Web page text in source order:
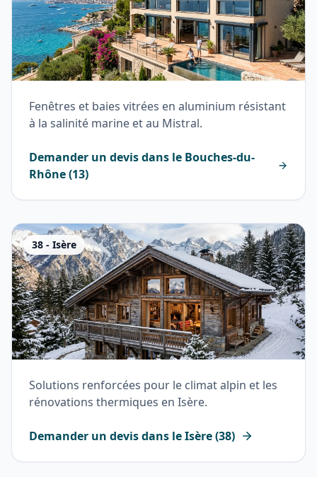
Fenêtres et baies vitrées en aluminium résistant
à la salinité marine et au Mistral.
Demander un devis dans le Bouches-du-
Rhône(13)
38 - Isère
Solutions renforcées pour le climat alpin et les
rénovations thermiques en Isère.
Demander un devis dans leIsère(38)